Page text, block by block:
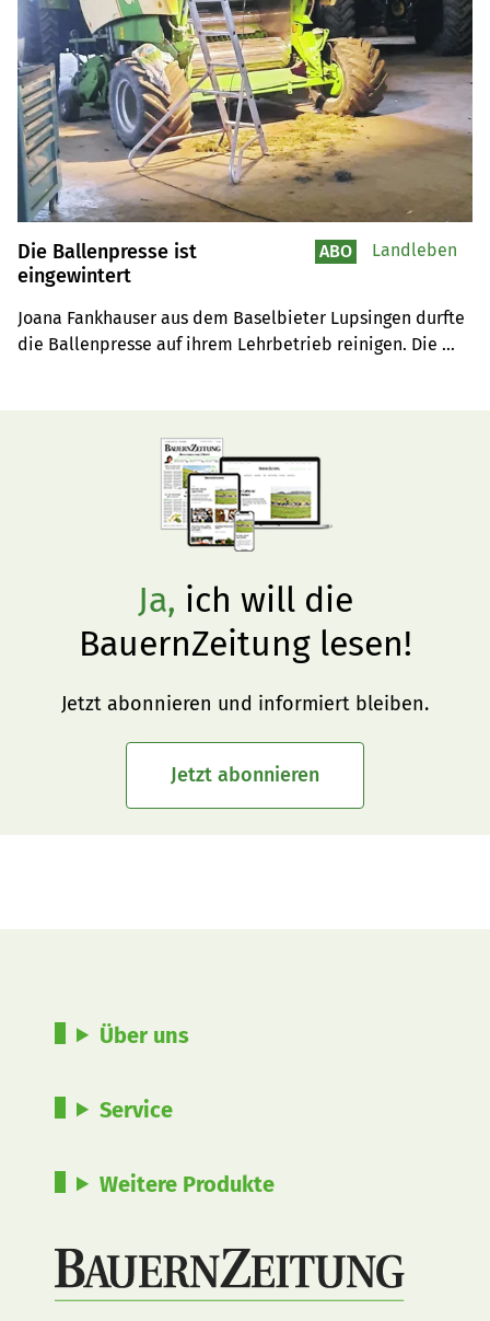
Die Ballenpresse ist
eingewintert
Joana Fankhauser aus dem Baselbieter Lupsingen durfte
die Ballenpresse auf ihrem Lehrbetrieb reinigen. Die
ABO Landleben
Ja, ich will die
BauernZeitung lesen!
Jetzt abonnieren und informiert bleiben.
Jetzt abonnieren
Über uns
Service
Weitere Produkte